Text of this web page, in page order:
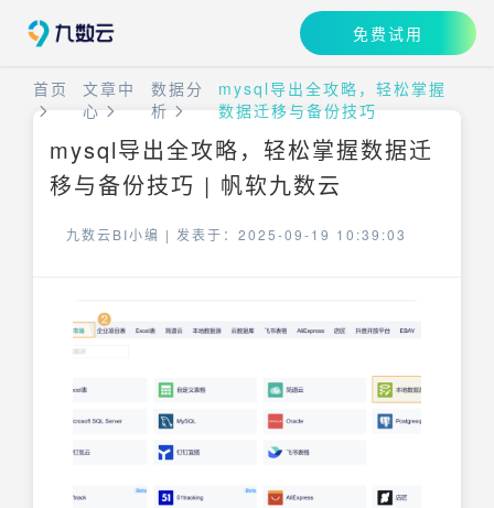
免费试用
首页
文章中
心
数据分
析
mysql导出全攻略，轻松掌握
数据迁移与备份技巧
mysql导出全攻略，轻松掌握数据迁
移与备份技巧 | 帆软九数云
九数云BI小编 | 发表于：2025-09-19 10:39:03